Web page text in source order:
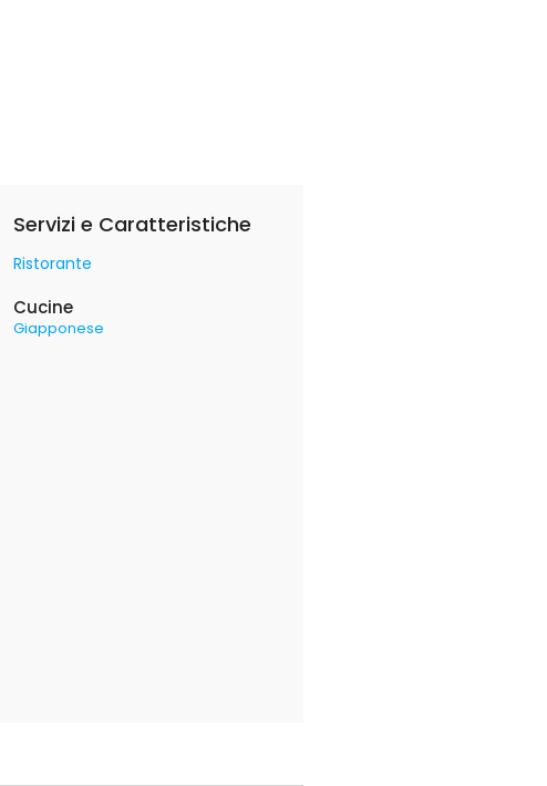
Servizi e Caratteristiche
Ristorante
Cucine
Giapponese